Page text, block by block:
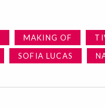
MAKING OF
SOFIA LUCAS